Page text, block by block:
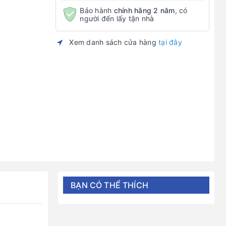
Bảo hành chính hãng 2 năm, có
người đến lấy tận nhà
Xem danh sách cửa hàng tại đây
BẠN CÓ THỂ THÍCH